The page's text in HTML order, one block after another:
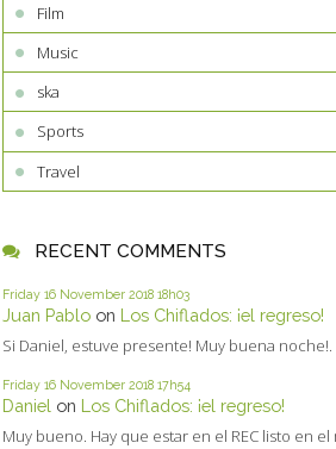
Film
Music
ska
Sports
Travel
RECENT COMMENTS
Friday 16 November 2018 18h03
Juan Pablo on Los Chiflados: ¡el regreso!
Si Daniel, estuve presente! Muy buena noche!.
Friday 16 November 2018 17h54
Daniel on Los Chiflados: ¡el regreso!
Muy bueno. Hay que estar en el REC listo en